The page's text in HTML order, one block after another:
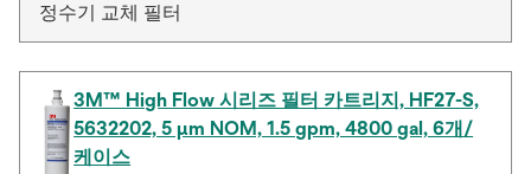
정수기 교체 필터
3M™ High Flow 시리즈 필터 카트리지, HF27-S,
5632202, 5 µm NOM, 1.5 gpm, 4800 gal, 6개/
케이스